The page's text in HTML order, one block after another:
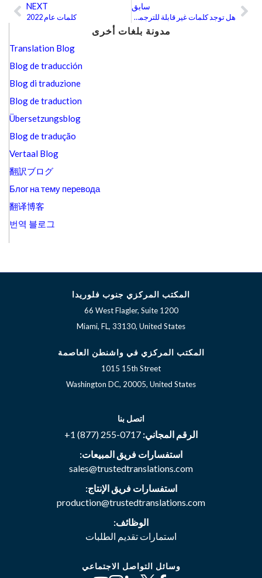
مدونة بلغات أخرى
Translation Blog
Blog de traducción
Blog di traduzione
Blog de traduction
Übersetzungsblog
Blog de tradução
Vertaal Blog
翻訳ブログ
Блог на тему перевода
翻译博客
번역 블로그
Prev سابق
هل توجد كلمات غير قابلة للترجمة؟
NEXT
كلمات عام 2022
المكتب المركزي جنوب فلوريدا
66 West Flagler, Suite 1200
Miami, FL, 33130, United States
المكتب المركزي في واشنطن العاصمة
1015 15th Street
Washington DC, 20005, United States
اتصل بنا
الرقم المجاني: +1 (877) 255-0717
استفسارات فريق المبيعات:
sales@trustedtranslations.com
استفسارات فريق الإنتاج:
production@trustedtranslations.com
الوظائف:
استمارات تقديم الطلبات
وسائل التواصل الاجتماعي